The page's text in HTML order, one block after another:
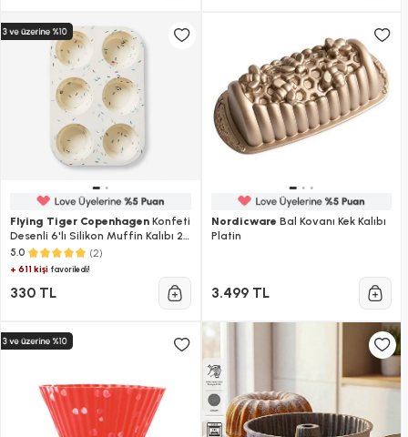
Flying Tiger Copenhagen Konfeti
Desenli 6'lı Silikon Muffin Kalıbı 24
cm x 16,5 cm
5.0 (2)
+ 611 kişi favoriledi!
330 TL
Nordicware Bal Kovanı Kek Kalıbı
Platin
3.499 TL